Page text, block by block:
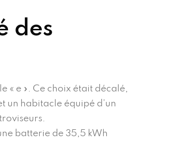
des
« e ». Ce choix était décalé,
un habitacle équipé d’un
batterie de 35,5 kWh